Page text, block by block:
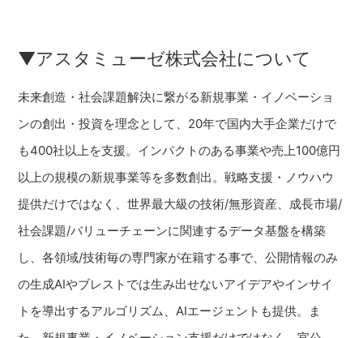
▼アスタミューゼ株式会社について
未来創造・社会課題解決に繋がる新規事業・イノベーショ
ンの創出・投資を理念として、20年で国内大手企業だけで
も400社以上を支援。インパクトのある事業や売上100億円
以上の規模の新規事業等を多数創出。戦略支援・ノウハウ
提供だけではなく、世界最大級の技術/無形資産、成長市場/
社会課題/バリューチェーンに関連するデータ基盤を構築
し、各領域/技術毎の専門家が在籍する事で、公開情報のみ
の生成AIやブレストでは生み出せないアイデアやインサイ
トを導出するアルゴリズム、AIエージェントも提供。ま